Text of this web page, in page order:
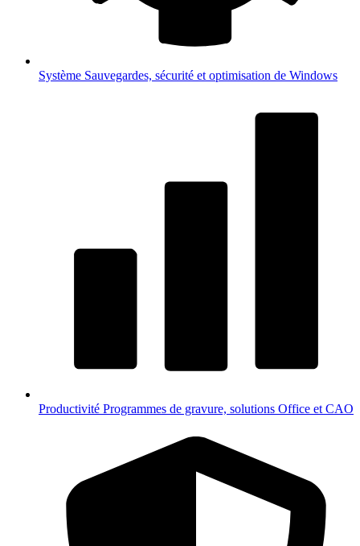
Système Sauvegardes, sécurité et optimisation de Windows
Productivité Programmes de gravure, solutions Office et CAO